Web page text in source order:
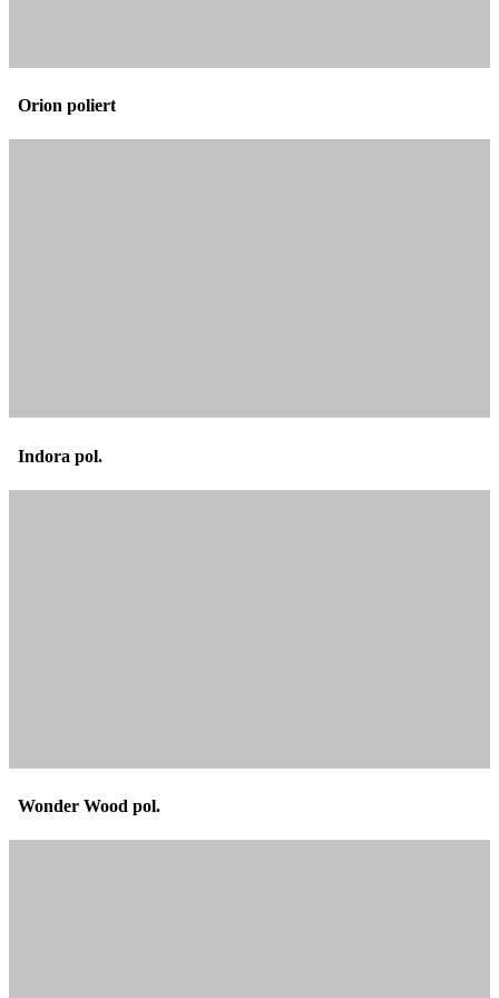
Orion poliert
Indora pol.
Wonder Wood pol.